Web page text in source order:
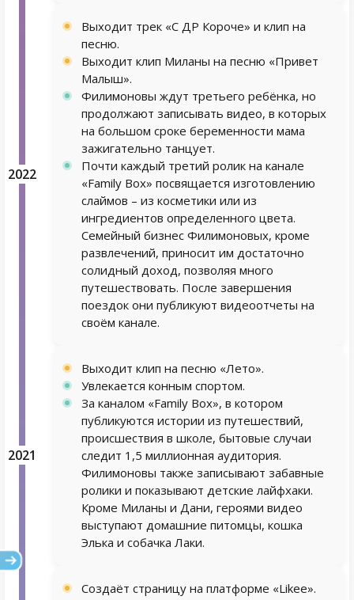
2022
Выходит трек «С ДР Короче» и клип на
песню.
Выходит клип Миланы на песню «Привет
Малыш».
Филимоновы ждут третьего ребёнка, но
продолжают записывать видео, в которых
на большом сроке беременности мама
зажигательно танцует.
Почти каждый третий ролик на канале
«Family Box» посвящается изготовлению
слаймов – из косметики или из
ингредиентов определенного цвета.
Семейный бизнес Филимоновых, кроме
развлечений, приносит им достаточно
солидный доход, позволяя много
путешествовать. После завершения
поездок они публикуют видеоотчеты на
своём канале.
2021
Выходит клип на песню «Лето».
Увлекается конным спортом.
За каналом «Family Box», в котором
публикуются истории из путешествий,
происшествия в школе, бытовые случаи
следит 1,5 миллионная аудитория.
Филимоновы также записывают забавные
ролики и показывают детские лайфхаки.
Кроме Миланы и Дани, героями видео
выступают домашние питомцы, кошка
Элька и собачка Лаки.
Создаёт страницу на платформе «Likee».